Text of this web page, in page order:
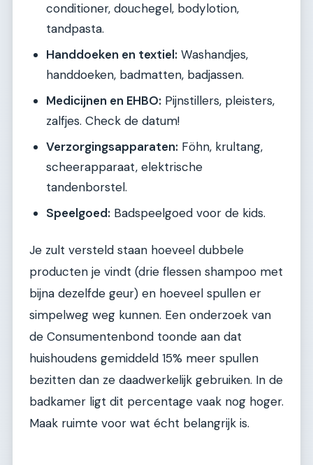
conditioner, douchegel, bodylotion,
tandpasta.
Handdoeken en textiel: Washandjes,
handdoeken, badmatten, badjassen.
Medicijnen en EHBO: Pijnstillers, pleisters,
zalfjes. Check de datum!
Verzorgingsapparaten: Föhn, krultang,
scheerapparaat, elektrische
tandenborstel.
Speelgoed: Badspeelgoed voor de kids.
Je zult versteld staan hoeveel dubbele
producten je vindt (drie flessen shampoo met
bijna dezelfde geur) en hoeveel spullen er
simpelweg weg kunnen. Een onderzoek van
de Consumentenbond toonde aan dat
huishoudens gemiddeld 15% meer spullen
bezitten dan ze daadwerkelijk gebruiken. In de
badkamer ligt dit percentage vaak nog hoger.
Maak ruimte voor wat écht belangrijk is.